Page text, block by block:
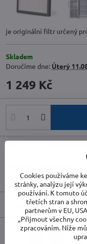
je originální filtr určený
Skladem
Doručíme dne: Úterý
1 249 Kč
Výrobce:Woods
Popis
Twitter
Cookies používáme
stránky, analýzu její
používání. K tomuto
třetích stran a
partnerům v EU,
„Přijmout všechny
zpracováním. Níže